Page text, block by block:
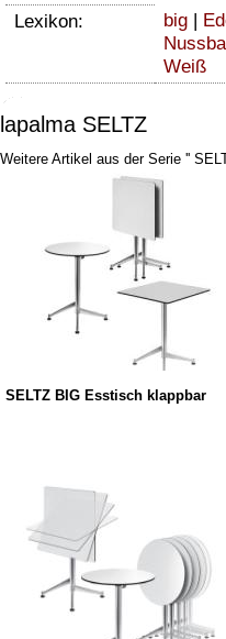
Lexikon:
big |
Weiß
lapalma SELTZ
Weitere Artikel aus der Serie ''
SELTZ BIG Esstisch klappbar